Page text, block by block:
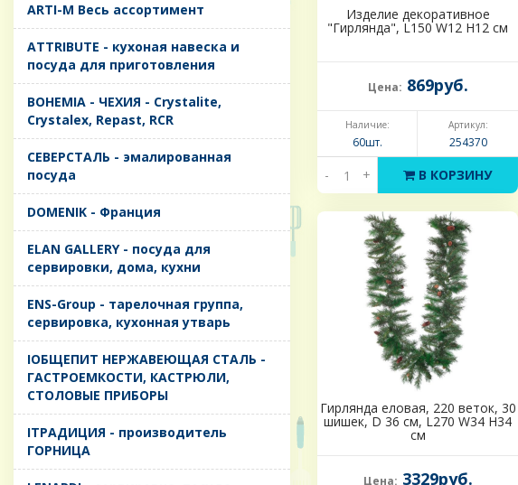
ARTI-M Весь ассортимент
ATTRIBUTE - кухоная навеска и
посуда для приготовления
BOHEMIA - ЧЕХИЯ - Crystalite,
Crystalex, Repast, RCR
CЕВЕРСТАЛЬ - эмалированная
посуда
DOMENIK - Франция
ELAN GALLERY - посуда для
сервировки, дома, кухни
ENS-Group - тарелочная группа,
сервировка, кухонная утварь
IОБЩЕПИТ НЕРЖАВЕЮЩАЯ СТАЛЬ -
ГАСТРОЕМКОСТИ, КАСТРЮЛИ,
СТОЛОВЫЕ ПРИБОРЫ
IТРАДИЦИЯ - производитель
ГОРНИЦА
Изделие декоративное
"Гирлянда", L150 W12 H12 см
Цена: 869руб.
Наличие:
60шт.
Артикул:
254370
- + В КОРЗИНУ
Гирлянда еловая, 220 веток, 30
шишек, D 36 см, L270 W34 H34
см
Цена: 3329руб.